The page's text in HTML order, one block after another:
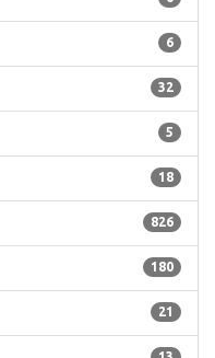
6
32
5
18
826
180
21